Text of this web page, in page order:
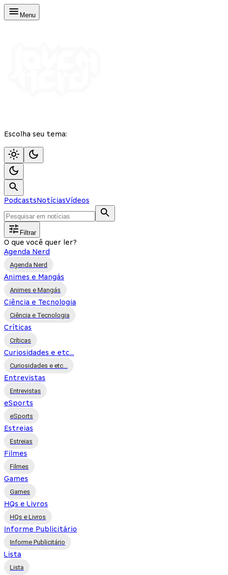
Menu
Escolha seu tema:
PodcastsNotíciasVídeos
Filtrar
O que você quer ler?
Agenda Nerd
Agenda Nerd
Animes e Mangás
Animes e Mangás
Ciência e Tecnologia
Ciência e Tecnologia
Críticas
Críticas
Curiosidades e etc...
Curiosidades e etc...
Entrevistas
Entrevistas
eSports
eSports
Estreias
Estreias
Filmes
Filmes
Games
Games
HQs e Livros
HQs e Livros
Informe Publicitário
Informe Publicitário
Lista
Lista